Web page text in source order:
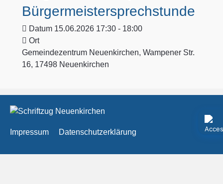
Bürgermeistersprechstunde
Datum 15.06.2026 17:30 - 18:00
Ort
Gemeindezentrum Neuenkirchen, Wampener Str.
16, 17498 Neuenkirchen
Impressum Datenschutzerklärung